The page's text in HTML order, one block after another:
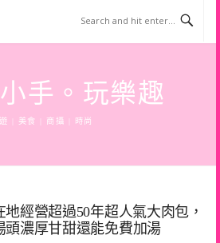
手。玩樂趣
| 美食 | 商攝 | 時尚
經營超過50年超人氣大肉包，
頭濃厚甘甜還能免費加湯